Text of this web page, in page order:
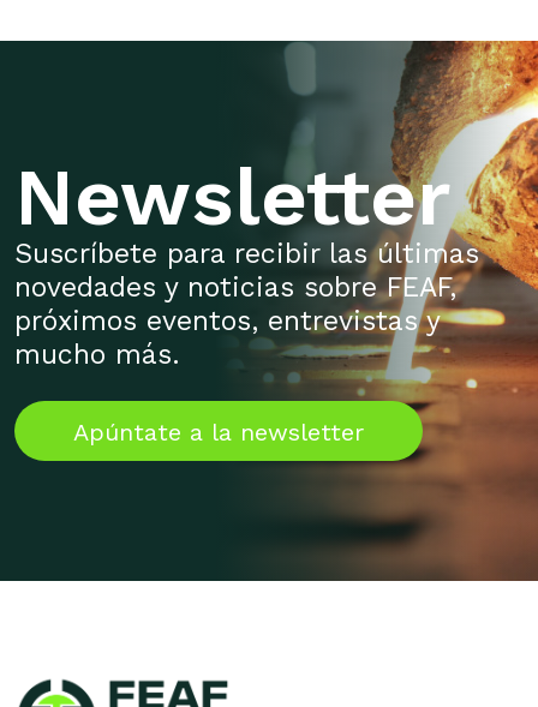
Newsletter
Suscríbete para recibir las últimas
novedades y noticias sobre FEAF,
próximos eventos, entrevistas y
mucho más.
Apúntate a la newsletter